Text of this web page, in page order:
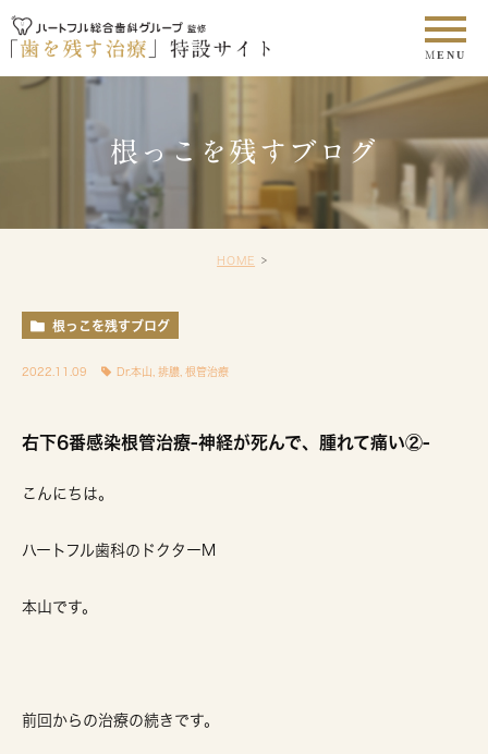
根っこを残すブログ
HOME
根っこを残すブログ
2022.11.09 Dr.本山 排膿 根管治療
右下6番感染根管治療-神経が死んで、腫れて痛い②-
こんにちは。
ハートフル歯科のドクターM
本山です。
前回からの治療の続きです。